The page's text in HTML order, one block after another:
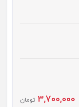
3,700,000 تومان